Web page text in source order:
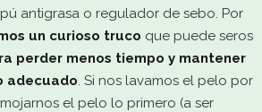
antigrasa o regulador de sebo. Por
un curioso truco que puede seros
perder menos tiempo y mantener
adecuado. Si nos lavamos el pelo por
el pelo lo primero (a ser